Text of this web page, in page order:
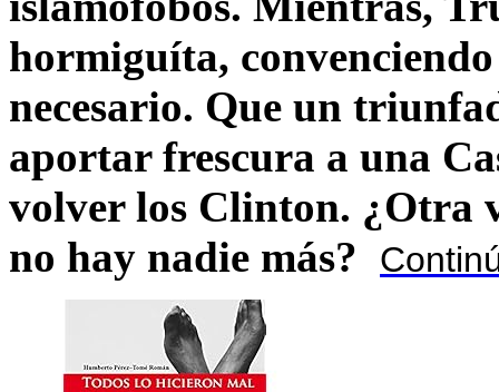
hormiguíta,
necesario. Que un
aportar frescura a una
volver los Clinton. ¿Otra
no hay nadie más?